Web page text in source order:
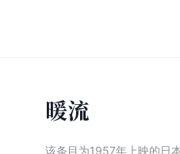
暖流
该条目为1957年上映的日